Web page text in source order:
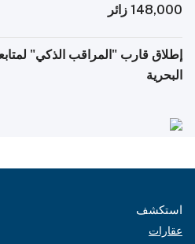
148,000 زائر
إطلاق قارب "المراقب الذكي"
البحرية
استكشف
عقارات